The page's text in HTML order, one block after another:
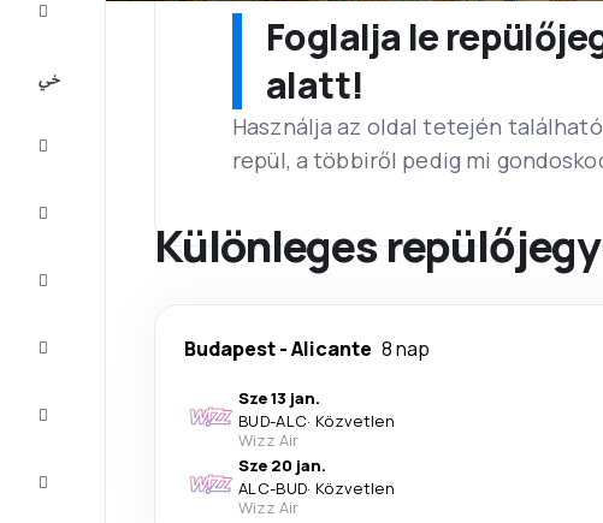
Foglalja le
alatt!
Használja az oldal tetején
repül, a többiről pedig mi
Különleges
Budapest-Alicante 8 nap
Sze 13 jan.
BUD-ALC· Közvetlen
Wizz Air
Sze 20 jan.
ALC-BUD· Közvetlen
Wizz Air